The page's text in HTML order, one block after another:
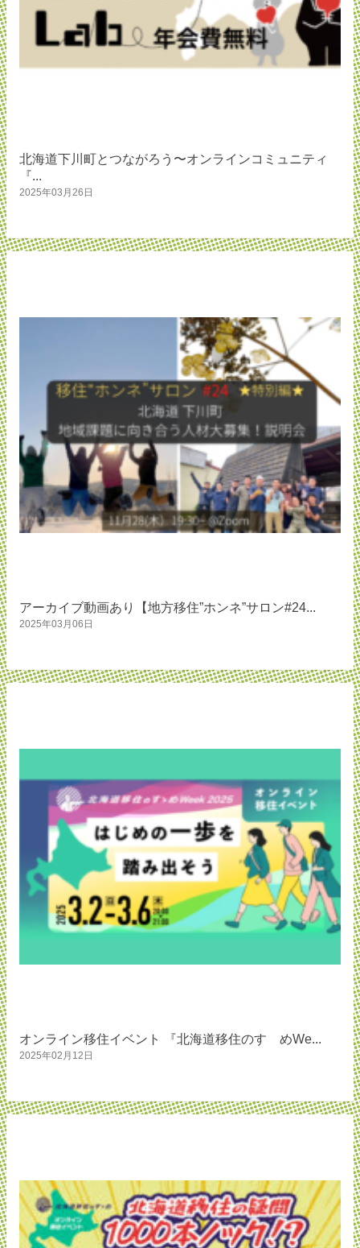
北海道下川町とつながろう〜オンラインコミュニティ
『...
2025年03月26日
アーカイブ動画あり【地方移住”ホンネ”サロン#24...
2025年03月06日
オンライン移住イベント 『北海道移住のすゝめWe...
2025年02月12日